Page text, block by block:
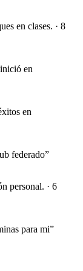
en clases. · 8
en
en
federado”
personal. · 6
para mi”